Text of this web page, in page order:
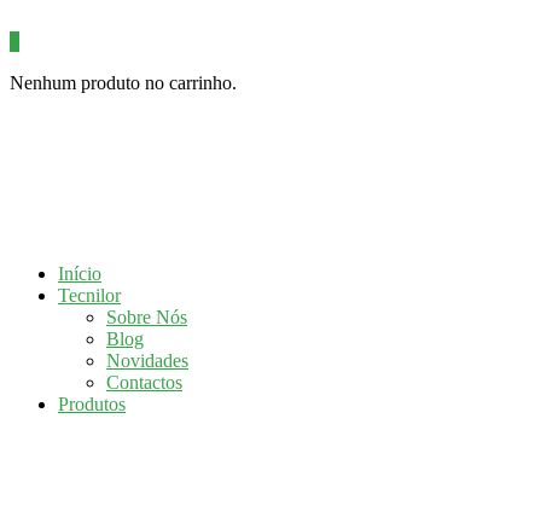
Nenhum produto no carrinho.
Início
Tecnilor
Sobre Nós
Blog
Novidades
Contactos
Produtos